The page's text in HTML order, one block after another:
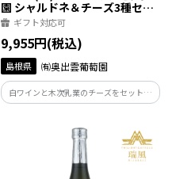
園 シャルドネ＆チーズ3種セッ
ト ギフト対応可
9,955円(税込)
島根県 ㈲奥出雲葡萄園
白ワインと木次乳業のチーズをセットで
お届けします。 ディスカバーウエストモ